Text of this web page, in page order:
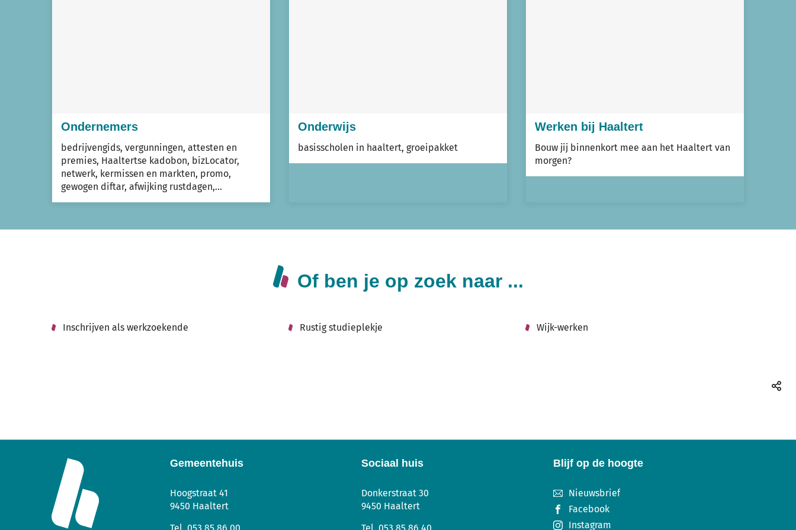
Ondernemers
bedrijvengids, vergunningen, attesten en
premies, Haaltertse kadobon, bizLocator,
netwerk, kermissen en markten, promo,
gewogen diftar, afwijking rustdagen,...
Onderwijs
basisscholen in haaltert, groeipakket
Werken bij Haaltert
Bouw jij binnenkort mee aan het Haaltert van
morgen?
Of ben je op zoek naar ...
Inschrijven als werkzoekende Rustig studieplekje Wijk-werken
Gemeentehuis
Gemeentehuis
Adres
Hoogstraat 41
9450 Haaltert
Tel.
E-
mail
Sociaal huis
Sociaal
Huis
Adres
Donkerstraat 30
9450 Haaltert
Tel.
E-
mail
Blijf op de hoogte
Nieuwsbrief
Facebook
Instagram